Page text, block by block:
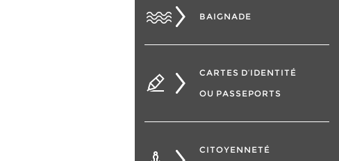
BAIGNADE
CARTES D’IDENTITÉ
OU PASSEPORTS
CITOYENNETÉ